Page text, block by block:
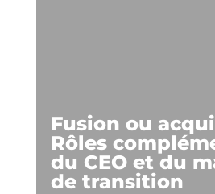
Fusion ou
Rôles
du CEO et du
de transition